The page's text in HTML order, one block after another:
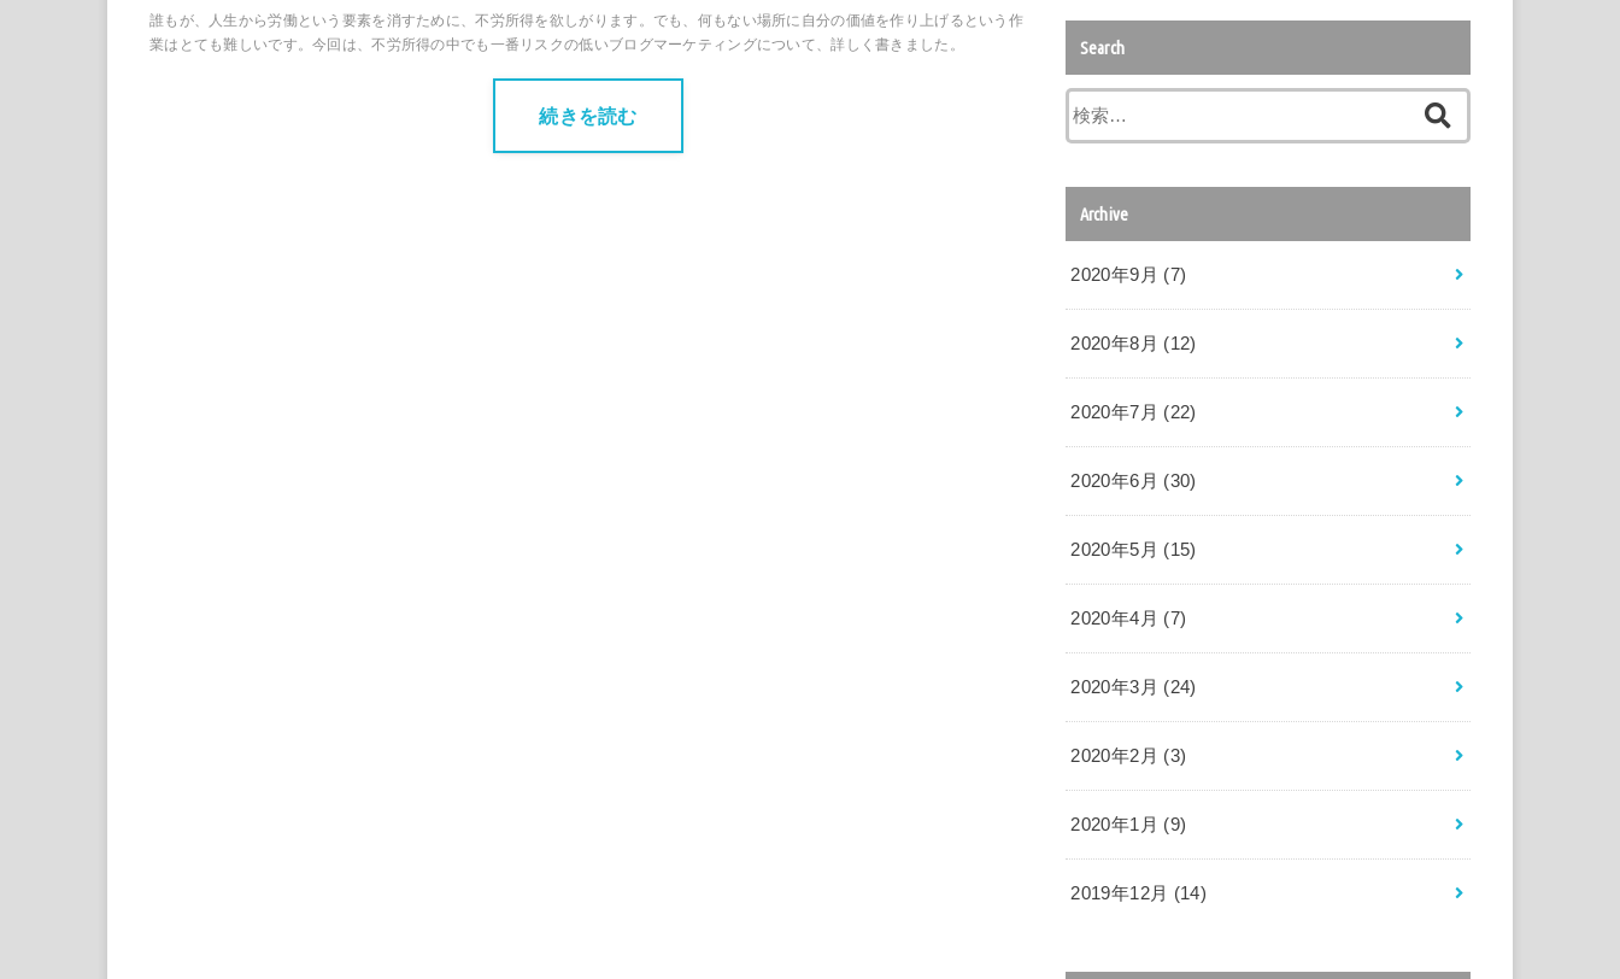
誰もが、人生から労働という要素を消すために、不労所得を欲しがります。でも、何もない場所に自分の価値を作り上げるという作
業はとても難しいです。今回は、不労所得の中でも一番リスクの低いブログマーケティングについて、詳しく書きました。
続きを読む
Search
索
Archive
2020年9月 (7)
2020年8月 (12)
2020年7月 (22)
2020年6月 (30)
2020年5月 (15)
2020年4月 (7)
2020年3月 (24)
2020年2月 (3)
2020年1月 (9)
2019年12月 (14)